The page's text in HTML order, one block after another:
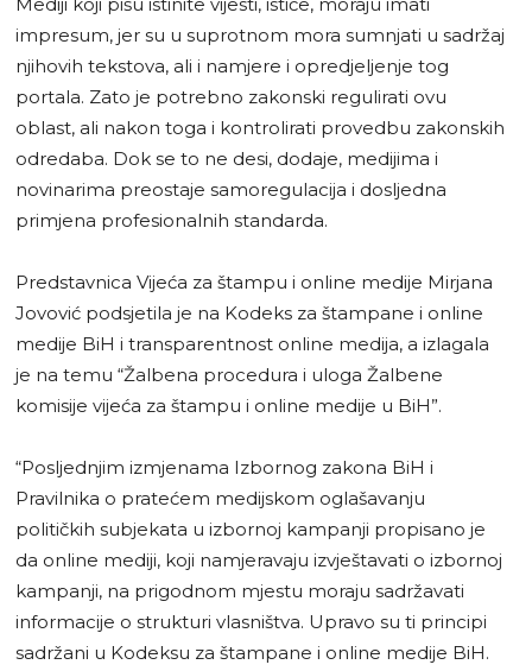
Mediji koji pišu istinite vijesti, ističe, moraju imati
impresum, jer su u suprotnom mora sumnjati u sadržaj
njihovih tekstova, ali i namjere i opredjeljenje tog
portala. Zato je potrebno zakonski regulirati ovu
oblast, ali nakon toga i kontrolirati provedbu zakonskih
odredaba. Dok se to ne desi, dodaje, medijima i
novinarima preostaje samoregulacija i dosljedna
primjena profesionalnih standarda.
Predstavnica Vijeća za štampu i online medije Mirjana
Jovović podsjetila je na Kodeks za štampane i online
medije BiH i transparentnost online medija, a izlagala
je na temu “Žalbena procedura i uloga Žalbene
komisije vijeća za štampu i online medije u BiH”.
“Posljednjim izmjenama Izbornog zakona BiH i
Pravilnika o pratećem medijskom oglašavanju
političkih subjekata u izbornoj kampanji propisano je
da online mediji, koji namjeravaju izvještavati o izbornoj
kampanji, na prigodnom mjestu moraju sadržavati
informacije o strukturi vlasništva. Upravo su ti principi
sadržani u Kodeksu za štampane i online medije BiH.